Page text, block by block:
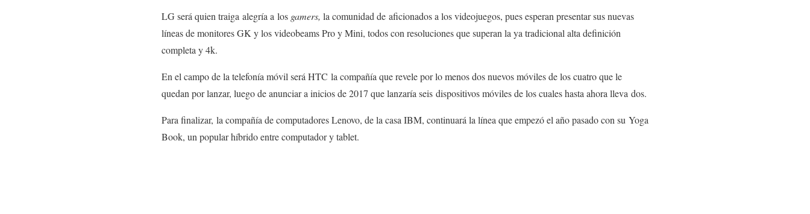
LG será quien traiga alegría a los gamers, la comunidad de aficionados a los videojuegos, pues esperan presentar sus nuevas
líneas de monitores GK y los videobeams Pro y Mini, todos con resoluciones que superan la ya tradicional alta definición
completa y 4k.
En el campo de la telefonía móvil será HTC la compañía que revele por lo menos dos nuevos móviles de los cuatro que le
quedan por lanzar, luego de anunciar a inicios de 2017 que lanzaría seis dispositivos móviles de los cuales hasta ahora lleva dos.
Para finalizar, la compañía de computadores Lenovo, de la casa IBM, continuará la línea que empezó el año pasado con su Yoga
Book, un popular híbrido entre computador y tablet.